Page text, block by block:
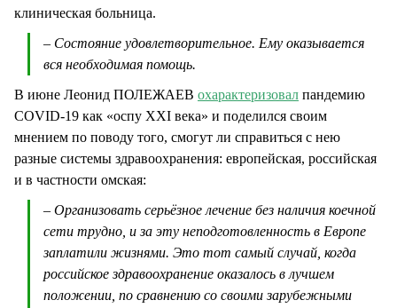
клиническая больница.
– Состояние удовлетворительное. Ему оказывается
вся необходимая помощь.
В июне Леонид ПОЛЕЖАЕВ охарактеризовал пандемию
COVID-19 как «оспу XXI века» и поделился своим
мнением по поводу того, смогут ли справиться с нею
разные системы здравоохранения: европейская, российская
и в частности омская:
– Организовать серьёзное лечение без наличия коечной
сети трудно, и за эту неподготовленность в Европе
заплатили жизнями. Это тот самый случай, когда
российское здравоохранение оказалось в лучшем
положении, по сравнению со своими зарубежными